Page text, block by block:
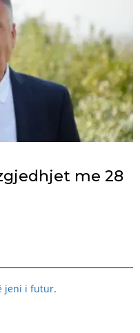
me 28
jeni i futur.